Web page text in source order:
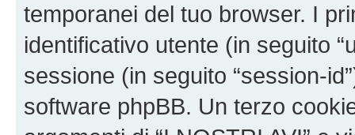
temporanei del tuo browser. I
identificativo utente (in seguito
sessione (in seguito “session-
software phpBB. Un terzo